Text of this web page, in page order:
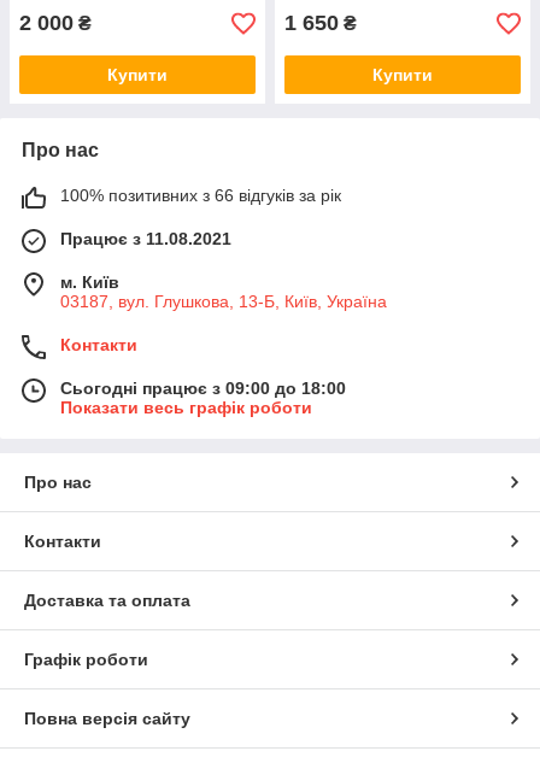
2 000 ₴
Купити
1 650 ₴
Купити
Про нас
100% позитивних з 66 відгуків за рік
Працює з 11.08.2021
м. Київ
03187, вул. Глушкова, 13-Б, Київ, Україна
Контакти
Сьогодні працює з 09:00 до 18:00
Показати весь графік роботи
Про нас
Контакти
Доставка та оплата
Графік роботи
Повна версія сайту